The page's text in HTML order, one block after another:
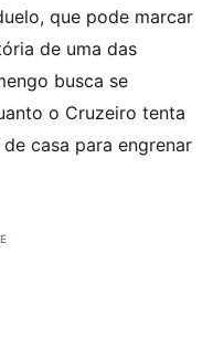
de uma das
busca se
o Cruzeiro tenta
casa para engrenar